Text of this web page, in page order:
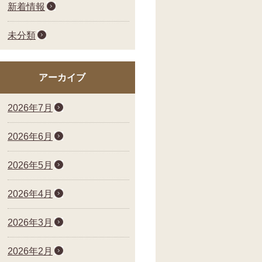
新着情報
未分類
アーカイブ
2026年7月
2026年6月
2026年5月
2026年4月
2026年3月
2026年2月